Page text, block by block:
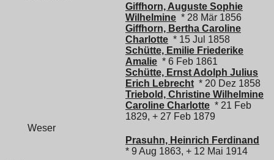
Giffhorn, Auguste Sophie
Wilhelmine * 28 Mär 1856
Giffhorn, Bertha Caroline
Charlotte * 15 Jul 1858
Schütte, Emilie Friederike
Amalie * 6 Feb 1861
Schütte, Ernst Adolph Julius
Erich Lebrecht * 20 Dez 1858
Triebold, Christine Wilhelmine
Caroline Charlotte * 21 Feb
1829, + 27 Feb 1879
Weser
Prasuhn, Heinrich Ferdinand
* 9 Aug 1863, + 12 Mai 1914